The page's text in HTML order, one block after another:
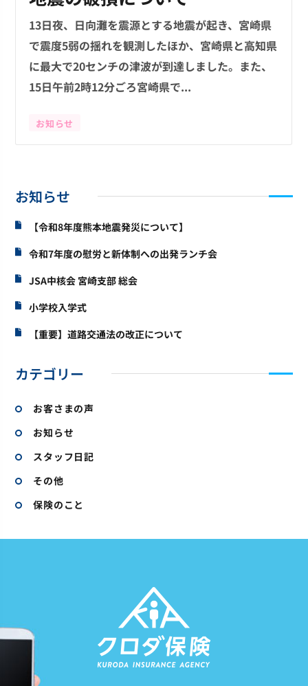
13日夜、日向灘を震源とする地震が起き、宮崎県
で震度5弱の揺れを観測したほか、宮崎県と高知県
に最大で20センチの津波が到達しました。また、
15日午前2時12分ごろ宮崎県で...
お知らせ
お知らせ
【令和8年度熊本地震発災について】
令和7年度の慰労と新体制への出発ランチ会
JSA中核会 宮崎支部 総会
小学校入学式
【重要】道路交通法の改正について
カテゴリー
お客さまの声
お知らせ
スタッフ日記
その他
保険のこと